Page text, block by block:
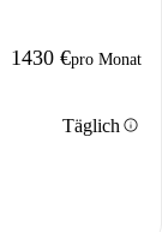
1430 €pro Monat
Täglichinfo